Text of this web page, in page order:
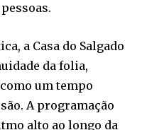
a Casa do Salgado
da folia,
um tempo
A programação
alto ao longo da